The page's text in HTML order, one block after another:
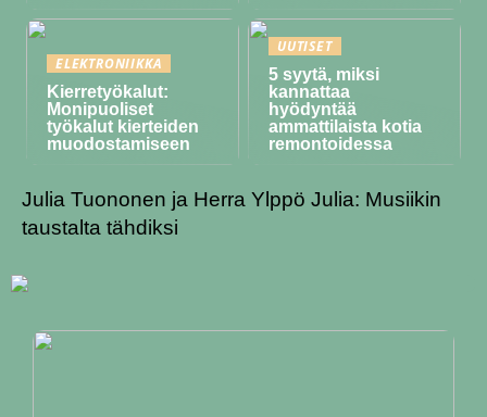
ELEKTRONIIKKA
Kierretyökalut:
Monipuoliset
työkalut kierteiden
muodostamiseen
UUTISET
5 syytä, miksi
kannattaa
hyödyntää
ammattilaista kotia
remontoidessa
Julia Tuononen ja Herra Ylppö Julia: Musiikin
taustalta tähdiksi